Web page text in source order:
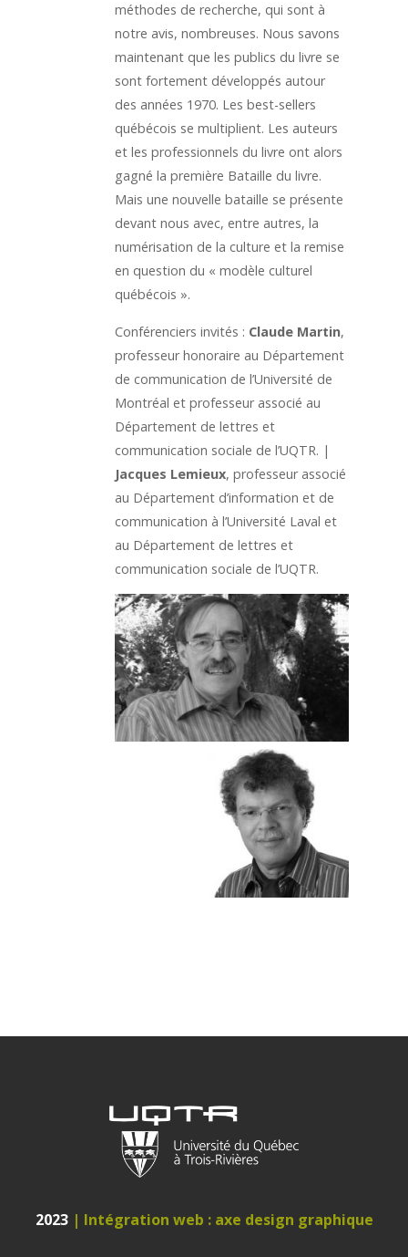
méthodes de recherche, qui sont à
notre avis, nombreuses. Nous savons
maintenant que les publics du livre se
sont fortement développés autour
des années 1970. Les best-sellers
québécois se multiplient. Les auteurs
et les professionnels du livre ont alors
gagné la première Bataille du livre.
Mais une nouvelle bataille se présente
devant nous avec, entre autres, la
numérisation de la culture et la remise
en question du « modèle culturel
québécois ».
Conférenciers invités : Claude Martin,
professeur honoraire au Département
de communication de l’Université de
Montréal et professeur associé au
Département de lettres et
communication sociale de l’UQTR. |
Jacques Lemieux, professeur associé
au Département d’information et de
communication à l’Université Laval et
au Département de lettres et
communication sociale de l’UQTR.
2023 | Intégration web : axe design graphique